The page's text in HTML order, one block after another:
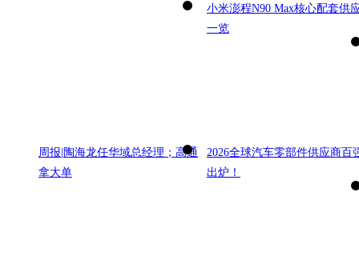
小米澎程N90 Max核心配套供
一览
周报|陶海龙任华域总经理；高通
拿大单
2026全球汽车零部件供应商百
出炉！